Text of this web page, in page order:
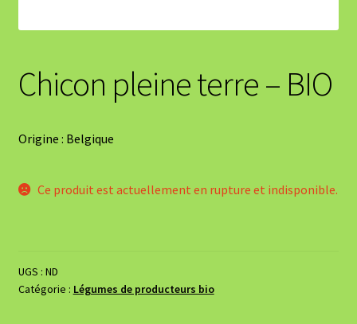
Chicon pleine terre – BIO
Origine : Belgique
Ce produit est actuellement en rupture et indisponible.
UGS : ND
Catégorie : Légumes de producteurs bio